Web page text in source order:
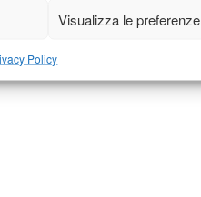
Visualizza le preferenze
Policy